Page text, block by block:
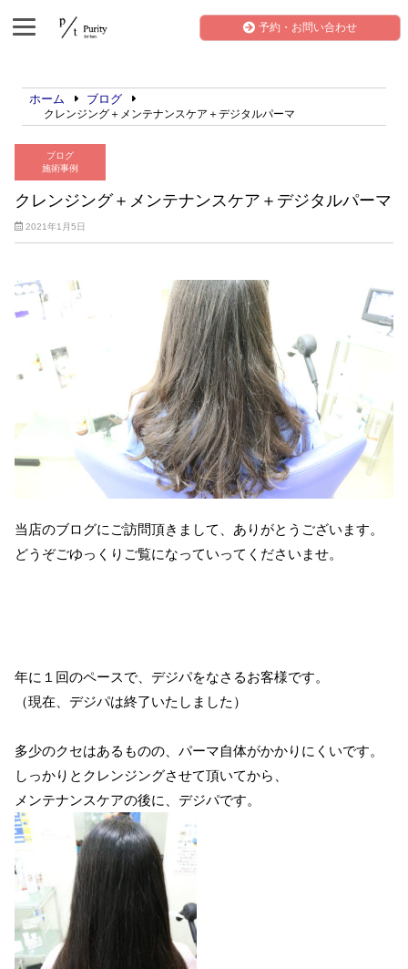
予約・お問い合わせ
ホーム ブログ
クレンジング＋メンテナンスケア＋デジタルパーマ
ブログ
施術事例
クレンジング＋メンテナンスケア＋デジタルパーマ
2021年1月5日
当店のブログにご訪問頂きまして、ありがとうございます。
どうぞごゆっくりご覧になっていってくださいませ。
年に１回のペースで、デジパをなさるお客様です。
（現在、デジパは終了いたしました）
多少のクセはあるものの、パーマ自体がかかりにくいです。
しっかりとクレンジングさせて頂いてから、
メンテナンスケアの後に、デジパです。